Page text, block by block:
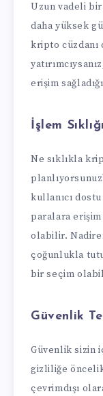
Uzun vadeli
daha yüksek
kripto
erişim
İşlem Sıklığı
Ne sıklıkla
kullanıcı
paralara
olabilir.
çoğunlukla
bir seçim
Güvenlik
Güvenlik sizin
gizliliğe
çevrimdışı